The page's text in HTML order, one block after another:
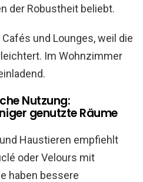
der Robustheit beliebt.
und Lounges, weil die
Im Wohnzimmer
Nutzung:
genutzte Räume
Haustieren empfiehlt
oder Velours mit
haben bessere